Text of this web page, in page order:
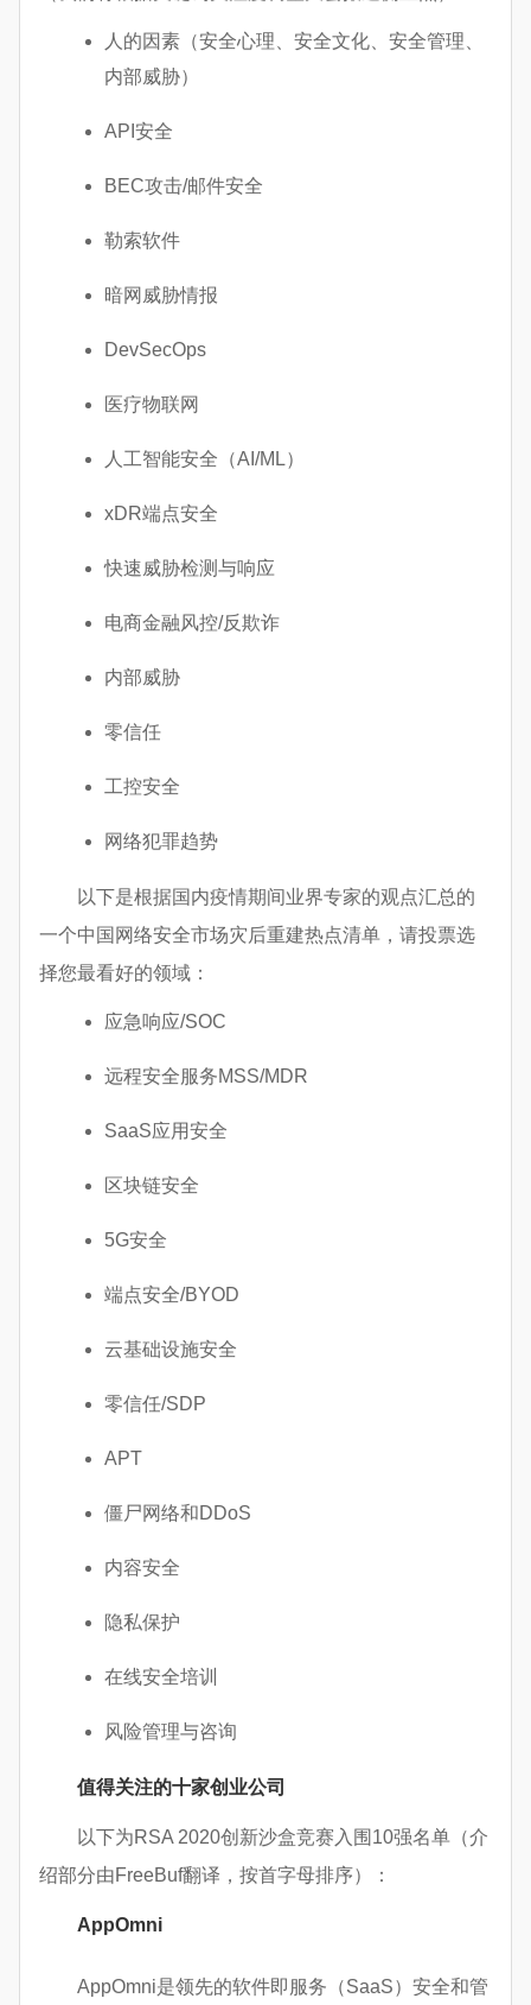
人的因素（安全心理、安全文化、安全管理、
内部威胁）
API安全
BEC攻击/邮件安全
勒索软件
暗网威胁情报
DevSecOps
医疗物联网
人工智能安全（AI/ML）
xDR端点安全
快速威胁检测与响应
电商金融风控/反欺诈
内部威胁
零信任
工控安全
网络犯罪趋势
以下是根据国内疫情期间业界专家的观点汇总的
一个中国网络安全市场灾后重建热点清单，请投票选
择您最看好的领域：
应急响应/SOC
远程安全服务MSS/MDR
SaaS应用安全
区块链安全
5G安全
端点安全/BYOD
云基础设施安全
零信任/SDP
APT
僵尸网络和DDoS
内容安全
隐私保护
在线安全培训
风险管理与咨询
值得关注的十家创业公司
以下为RSA 2020创新沙盒竞赛入围10强名单（介
绍部分由FreeBuf翻译，按首字母排序）：
AppOmni
AppOmni是领先的软件即服务（SaaS）安全和管